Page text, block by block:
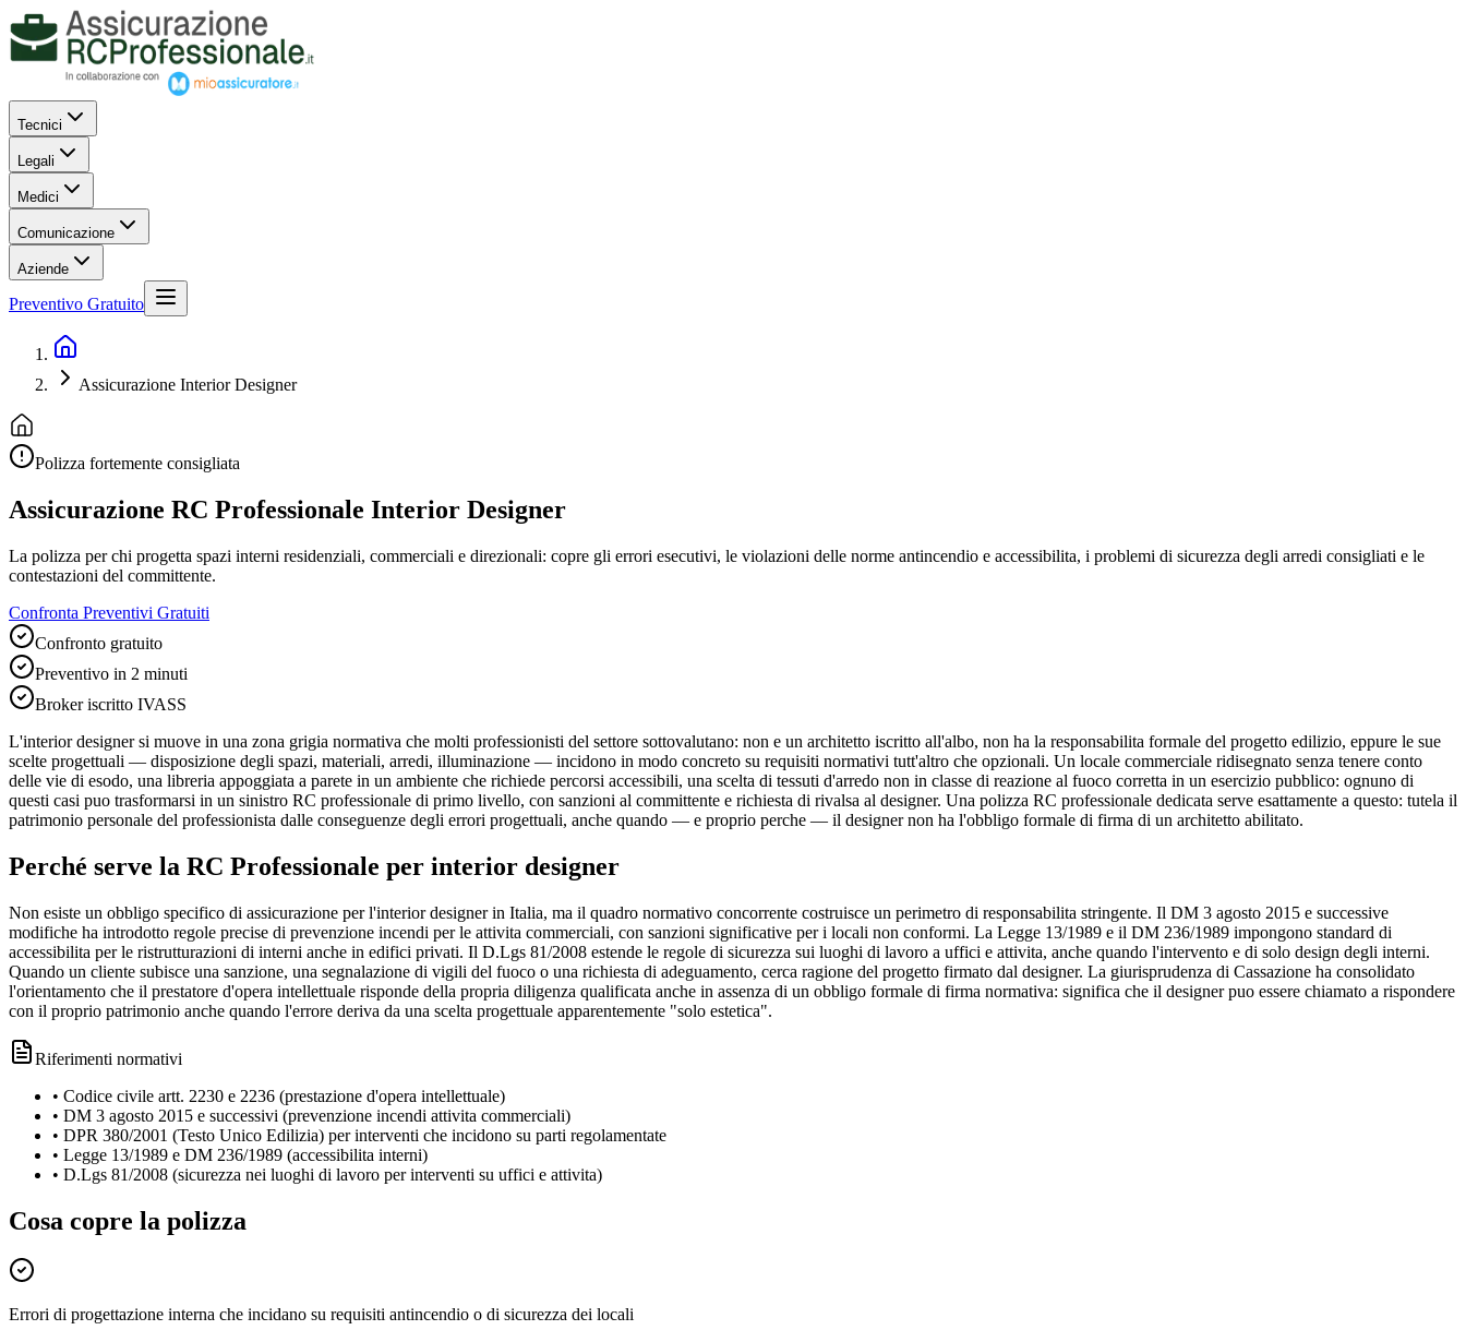
Tecnici
Legali
Medici
Comunicazione
Aziende
Preventivo Gratuito
Assicurazione Interior Designer
Polizza fortemente consigliata
Assicurazione RC Professionale Interior Designer
La polizza per chi progetta spazi interni residenziali, commerciali e direzionali: copre gli errori esecutivi, le violazioni delle norme antincendio e accessibilita, i problemi di sicurezza degli arredi consigliati e le
contestazioni del committente.
Confronta Preventivi Gratuiti
Confronto gratuito
Preventivo in 2 minuti
Broker iscritto IVASS
L'interior designer si muove in una zona grigia normativa che molti professionisti del settore sottovalutano: non e un architetto iscritto all'albo, non ha la responsabilita formale del progetto edilizio, eppure le sue
scelte progettuali — disposizione degli spazi, materiali, arredi, illuminazione — incidono in modo concreto su requisiti normativi tutt'altro che opzionali. Un locale commerciale ridisegnato senza tenere conto
delle vie di esodo, una libreria appoggiata a parete in un ambiente che richiede percorsi accessibili, una scelta di tessuti d'arredo non in classe di reazione al fuoco corretta in un esercizio pubblico: ognuno di
questi casi puo trasformarsi in un sinistro RC professionale di primo livello, con sanzioni al committente e richiesta di rivalsa al designer. Una polizza RC professionale dedicata serve esattamente a questo: tutela il
patrimonio personale del professionista dalle conseguenze degli errori progettuali, anche quando — e proprio perche — il designer non ha l'obbligo formale di firma di un architetto abilitato.
Perché serve la RC Professionale per interior designer
Non esiste un obbligo specifico di assicurazione per l'interior designer in Italia, ma il quadro normativo concorrente costruisce un perimetro di responsabilita stringente. Il DM 3 agosto 2015 e successive
modifiche ha introdotto regole precise di prevenzione incendi per le attivita commerciali, con sanzioni significative per i locali non conformi. La Legge 13/1989 e il DM 236/1989 impongono standard di
accessibilita per le ristrutturazioni di interni anche in edifici privati. Il D.Lgs 81/2008 estende le regole di sicurezza sui luoghi di lavoro a uffici e attivita, anche quando l'intervento e di solo design degli interni.
Quando un cliente subisce una sanzione, una segnalazione di vigili del fuoco o una richiesta di adeguamento, cerca ragione del progetto firmato dal designer. La giurisprudenza di Cassazione ha consolidato
l'orientamento che il prestatore d'opera intellettuale risponde della propria diligenza qualificata anche in assenza di un obbligo formale di firma normativa: significa che il designer puo essere chiamato a rispondere
con il proprio patrimonio anche quando l'errore deriva da una scelta progettuale apparentemente "solo estetica".
Riferimenti normativi
• Codice civile artt. 2230 e 2236 (prestazione d'opera intellettuale)
• DM 3 agosto 2015 e successivi (prevenzione incendi attivita commerciali)
• DPR 380/2001 (Testo Unico Edilizia) per interventi che incidono su parti regolamentate
• Legge 13/1989 e DM 236/1989 (accessibilita interni)
• D.Lgs 81/2008 (sicurezza nei luoghi di lavoro per interventi su uffici e attivita)
Cosa copre la polizza
Errori di progettazione interna che incidano su requisiti antincendio o di sicurezza dei locali